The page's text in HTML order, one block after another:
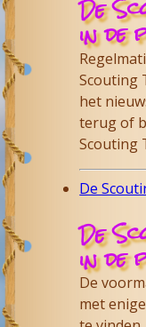
in de
Scouting
het
terug of
Scouting
De
De
in de
De
met